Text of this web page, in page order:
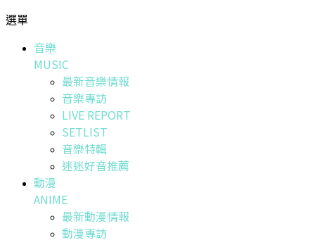
選單
音樂
MUSIC
最新音樂情報
音樂專訪
LIVE REPORT
SETLIST
音樂特輯
迷迷好音推薦
動漫
ANIME
最新動漫情報
動漫專訪